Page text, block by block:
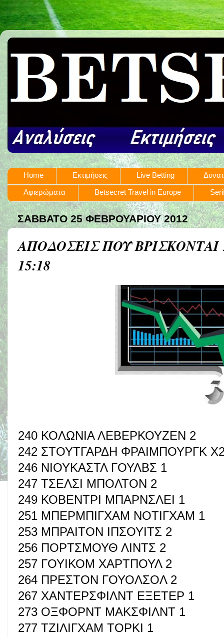
Home Εκτιμήσεις Live Betting
Αφιερώματα
Betsecret Travel in Europe
ΣΆΒΒΑΤΟ 25 ΦΕΒΡΟΥΑΡΊΟΥ 2012
ΑΠΟΔΟΣΕΙΣ ΠΟΥ ΒΡΙΣΚΟΝΤΑΙ
15:18
240 ΚΟΛΩΝΙΑ ΛΕΒΕΡΚΟΥΖΕΝ 2
242 ΣΤΟΥΤΓΑΡΔΗ ΦΡΑΙΜΠΟΥΡΓΚ
246 ΝΙΟΥΚΑΣΤΛ ΓΟΥΛΒΣ 1
247 ΤΣΕΛΣΙ ΜΠΟΛΤΟΝ 2
249 ΚΟΒΕΝΤΡΙ ΜΠΑΡΝΣΛΕΙ 1
251 ΜΠΕΡΜΠΙΓΧΑΜ ΝΟΤΙΓΧΑΜ 1
253 ΜΠΡΑΙΤΟΝ ΙΠΣΟΥΙΤΣ 2
256 ΠΟΡΤΣΜΟΥΘ ΛΙΝΤΣ 2
257 ΓΟΥΙΚΟΜ ΧΑΡΤΠΟΥΛ 2
264 ΠΡΕΣΤΟΝ ΓΟΥΟΛΣΟΛ 2
267 ΧΑΝΤΕΡΣΦΙΛΝΤ ΕΞΕΤΕΡ 1
273 ΟΞΦΟΡΝΤ ΜΑΚΣΦΙΛΝΤ 1
277 ΤΖΙΛΙΓΧΑΜ ΤΟΡΚΙ 1